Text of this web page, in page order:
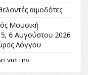
αιμοδότες
Μουσική
5, 6 Αυγούστου 2026
Λόγγου
για την
κορυφαίες